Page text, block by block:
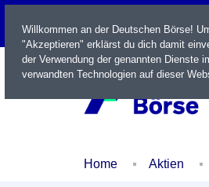
LIVE
Home Aktien
Willkommen an der Deutschen Börse!
"Akzeptieren" erklärst du dich damit
der Verwendung der genannten Dienste
verwandten Technologien auf dieser